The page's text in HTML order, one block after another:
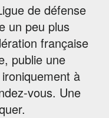
de défense
un peu plus
française
publie une
à
vous. Une